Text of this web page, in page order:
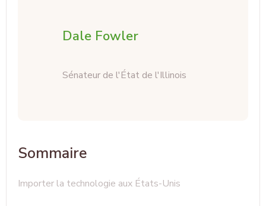
Dale Fowler
Sénateur de l'État de l'Illinois
Sommaire
Importer la technologie aux États-Unis